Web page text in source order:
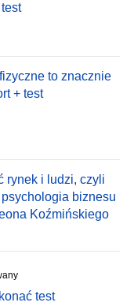
to znacznie
+ test
rynek i ludzi, czyli
biznesu
Koźmińskiego
test